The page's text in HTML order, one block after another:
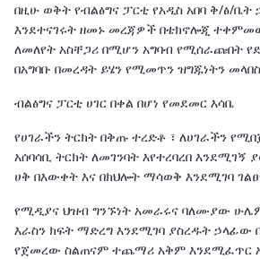
በዚሁ ወቅት የብልፅግና ፓርቲ የአዲስ አበባ ቅ/ፅ/ቤት
እንደተናገሩት ዘመኑ መረጃዎች በቴክኖሎጂ
ለመለየት አስቸጋሪ በሚሆን አግባብ የሚሰራጩበት
በአግባቡ በመረዳት ይሄን የሚመጥን ዝግጁነትን
ብልፅግና ፓርቲ ሀገር በቀል በሆነ የመደመር እሳቤ
የሀገራችን ትርክት በቅጡ ተረድቶ ፣ ለሀገራችን
አሰባሳቢ ትርክት ለመገንባት እየተረባረበ እንደሚገኝ
ሀቅ በእውቀት እና በክህሎት ማሳወቅ እንደሚገባ
የሚዲያና ህዝብ ግንኙነት አመራሩና ባለሙያው
እራስን ክፍት ማድረግ እንደሚገባ ያስረዱት ኃላፊው
የጀመረው ስልጠናም ተጨማሪ አቅም እንደሚፈጥር